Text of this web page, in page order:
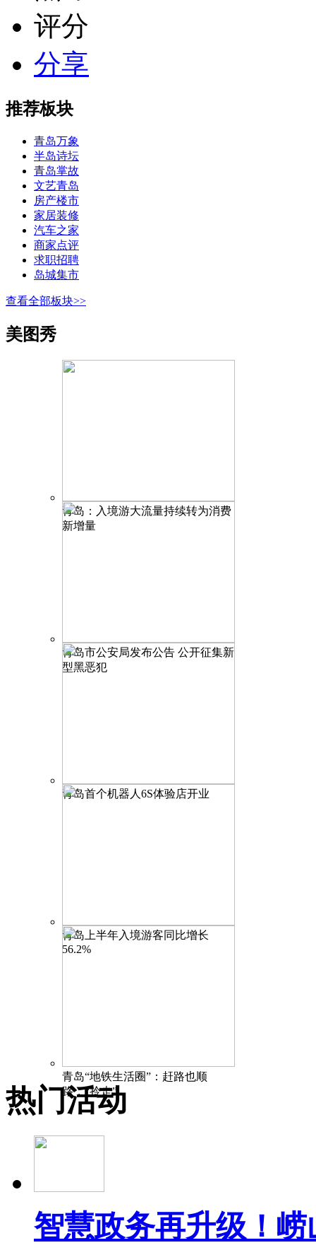
评分
分享
推荐板块
青岛万象
半岛诗坛
青岛掌故
文艺青岛
房产楼市
家居装修
汽车之家
商家点评
求职招聘
岛城集市
查看全部板块>>
美图秀
青岛：入境游大流量持续转为消费
新增量
青岛市公安局发布公告 公开征集新
型黑恶犯
青岛首个机器人6S体验店开业
青岛上半年入境游客同比增长
56.2%
青岛“地铁生活圈”：赶路也顺
路，“拎走”
热门活动
智慧政务再升级！